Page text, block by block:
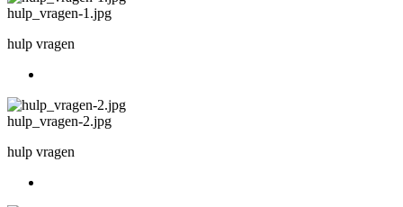
hulp_vragen-1.jpg
hulp vragen
hulp_vragen-2.jpg
hulp vragen